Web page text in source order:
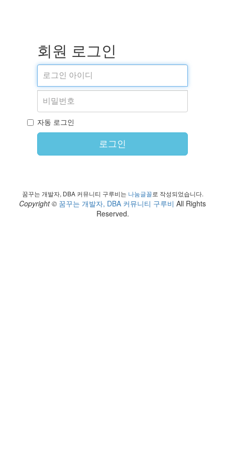
회원 로그인
자동 로그인
로그인
꿈꾸는 개발자, DBA 커뮤니티 구루비는 나눔글꼴로 작성되었습니다.
Copyright © 꿈꾸는 개발자, DBA 커뮤니티 구루비 All Rights
Reserved.